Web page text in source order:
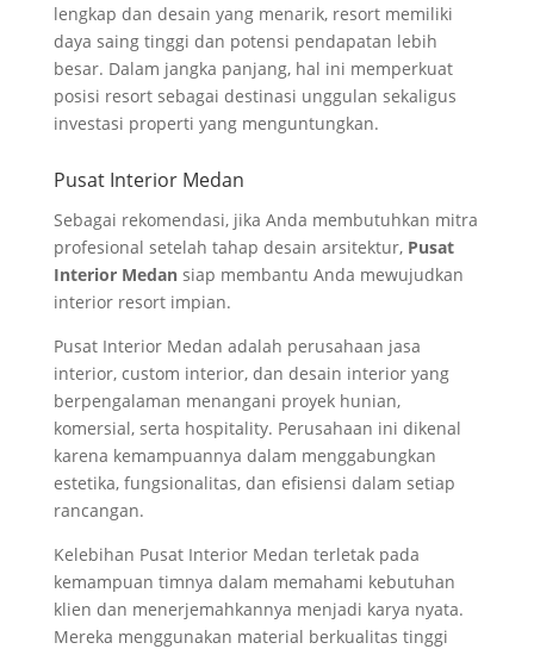
lengkap dan desain yang menarik, resort memiliki
daya saing tinggi dan potensi pendapatan lebih
besar. Dalam jangka panjang, hal ini memperkuat
posisi resort sebagai destinasi unggulan sekaligus
investasi properti yang menguntungkan.
Pusat Interior Medan
Sebagai rekomendasi, jika Anda membutuhkan mitra
profesional setelah tahap desain arsitektur, Pusat
Interior Medansiap membantu Anda mewujudkan
interior resort impian.
Pusat Interior Medan adalah perusahaan jasa
interior, custom interior, dan desain interior yang
berpengalaman menangani proyek hunian,
komersial, serta hospitality. Perusahaan ini dikenal
karena kemampuannya dalam menggabungkan
estetika, fungsionalitas, dan efisiensi dalam setiap
rancangan.
Kelebihan Pusat Interior Medan terletak pada
kemampuan timnya dalam memahami kebutuhan
klien dan menerjemahkannya menjadi karya nyata.
Mereka menggunakan material berkualitas tinggi